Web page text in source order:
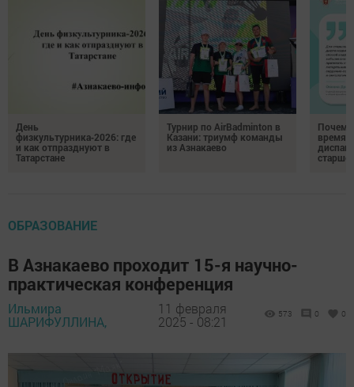
День
физкультурника‑2026: где
и как отпразднуют в
Татарстане
Турнир по AirBadminton в
Казани: триумф команды
из Азнакаево
время
ОБРАЗОВАНИЕ
В Азнакаево проходит 15-я научно-
практическая конференция
Ильмира
ШАРИФУЛЛИНА,
11 февраля
2025 - 08:21
573 0 0